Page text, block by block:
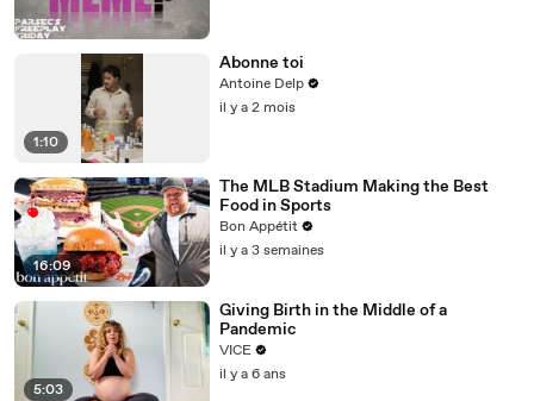
1:10
Abonne toi
Antoine Delp
il y a 2 mois
16:09
The MLB Stadium Making the Best
Food in Sports
Bon Appétit
il y a 3 semaines
5:03
Giving Birth in the Middle of a
Pandemic
VICE
il y a 6 ans